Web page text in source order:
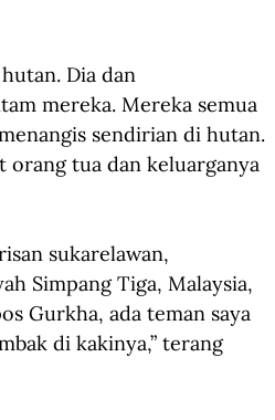
Dia dan
mereka. Mereka semua
sendirian di hutan.
orang tua dan keluarganya
sukarelawan,
Simpang Tiga, Malaysia,
Gurkha, ada teman saya
di kakinya,” terang